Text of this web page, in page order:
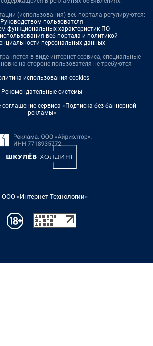
(использования) веб-портала регулируются:
Руководством пользователя
функциональных характеристик ПО
веб-портала и политикой
персональных данных
в виде интернет-сервиса, специальные
на стороне пользователя не требуются
использования cookies
Рекомендательные системы
соглашение сервиса «Подписка без баннерной
рекламы»
«Интернет Технологии»